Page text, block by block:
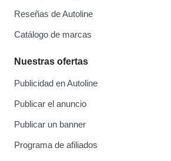
Reseñas de Autoline
Catálogo de marcas
Nuestras ofertas
Publicidad en Autoline
Publicar el anuncio
Publicar un banner
Programa de afiliados